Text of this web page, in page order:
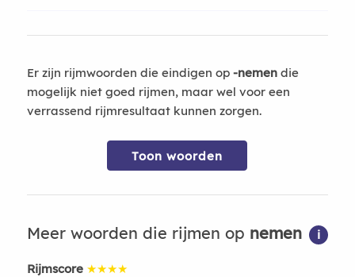
Er zijn rijmwoorden die eindigen op -nemendie
mogelijk niet goed rijmen, maar wel voor een
verrassend rijmresultaat kunnen zorgen.
Toon woorden
Meer woorden die rijmen op nemen i
Rijmscore ★★★★